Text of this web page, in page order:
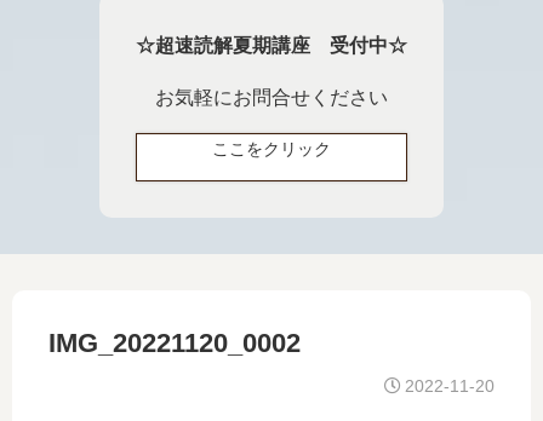
☆超速読解夏期講座 受付中☆
お気軽にお問合せください
ここをクリック
IMG_20221120_0002
2022-11-20